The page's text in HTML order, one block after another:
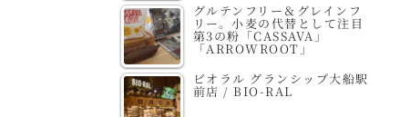
グルテンフリー＆グレインフ
リー。小麦の代替として注目
第3の粉「CASSAVA」
「ARROWROOT」
ビオラル グランシップ大船駅
前店 / BIO-RAL